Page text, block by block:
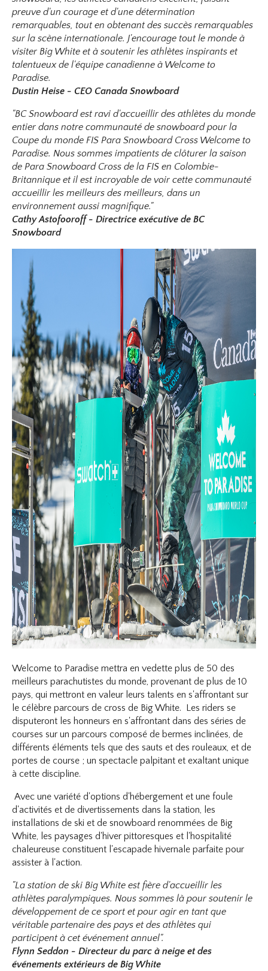
preuve d'un courage et d'une détermination
remarquables, tout en obtenant des succès remarquables
sur la scène internationale. J'encourage tout le monde à
visiter Big White et à soutenir les athlètes inspirants et
talentueux de l'équipe canadienne à Welcome to
Paradise.
Dustin Heise - CEO Canada Snowboard
"BC Snowboard est ravi d'accueillir des athlètes du monde
entier dans notre communauté de snowboard pour la
Coupe du monde FIS Para Snowboard Cross Welcome to
Paradise. Nous sommes impatients de clôturer la saison
de Para Snowboard Cross de la FIS en Colombie-
Britannique et il est incroyable de voir cette communauté
accueillir les meilleurs des meilleurs, dans un
environnement aussi magnifique."
Cathy Astofooroff - Directrice exécutive de BC
Snowboard
Welcome to Paradise mettra en vedette plus de 50 des
meilleurs parachutistes du monde, provenant de plus de 10
pays, qui mettront en valeur leurs talents en s'affrontant sur
le célèbre parcours de cross de Big White. Les riders se
disputeront les honneurs en s'affrontant dans des séries de
courses sur un parcours composé de bermes inclinées, de
différents éléments tels que des sauts et des rouleaux, et de
portes de course ; un spectacle palpitant et exaltant unique
à cette discipline.
Avec une variété d'options d'hébergement et une foule
d'activités et de divertissements dans la station, les
installations de ski et de snowboard renommées de Big
White, les paysages d'hiver pittoresques et l'hospitalité
chaleureuse constituent l'escapade hivernale parfaite pour
assister à l'action.
"La station de ski Big White est fière d'accueillir les
athlètes paralympiques. Nous sommes là pour soutenir le
développement de ce sport et pour agir en tant que
véritable partenaire des pays et des athlètes qui
participent à cet événement annuel".
Flynn Seddon - Directeur du parc à neige et des
événements extérieurs de Big White